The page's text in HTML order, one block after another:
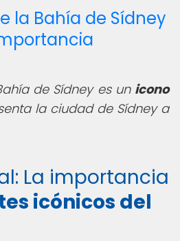
la Bahía de Sídney
de Sídney es un icono
la ciudad de Sídney a
La importancia
icónicos del